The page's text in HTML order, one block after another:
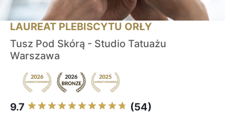
LAUREAT PLEBISCYTU ORŁY
Tusz Pod Skórą - Studio Tatuażu
Warszawa
9.7 (54)